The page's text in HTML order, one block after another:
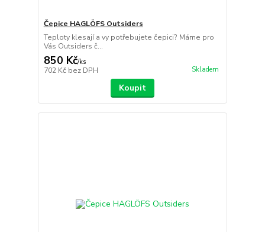
Čepice HAGLÖFS Outsiders
Teploty klesají a vy potřebujete čepici? Máme pro
Vás Outsiders č...
850 Kč/ks
702 Kč bez DPH Skladem
Koupit